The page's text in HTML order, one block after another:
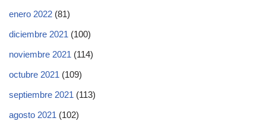
enero 2022 (81)
diciembre 2021 (100)
noviembre 2021 (114)
octubre 2021 (109)
septiembre 2021 (113)
agosto 2021 (102)